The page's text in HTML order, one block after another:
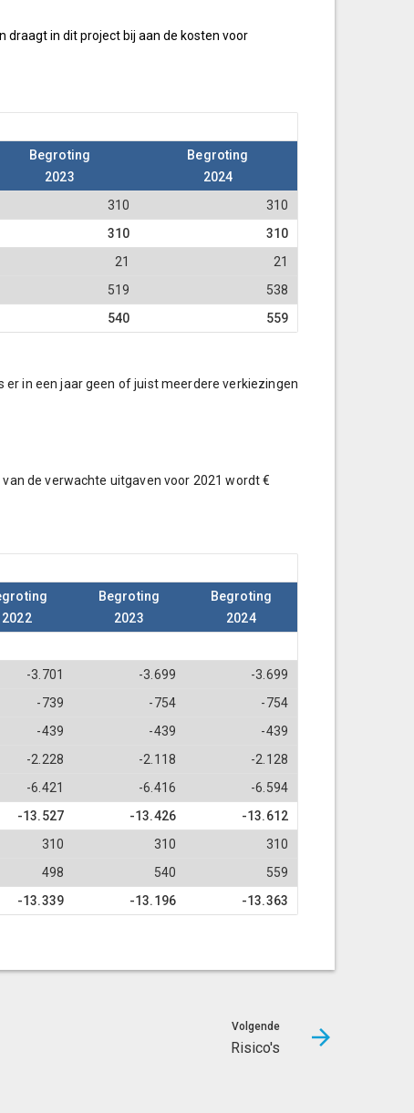
draagt in dit project bij aan de kosten voor
Begroting
2023
Begroting
2024
310
310
310
310
21
21
519
538
540 559
in een jaar geen of juist meerdere verkiezingen
de verwachte uitgaven voor 2021 wordt €
2022
Begroting
2023
Begroting
2024
-3.701 -3.699
-3.699
-739 -754
-754
-439 -439
-439
-2.228 -2.118
-2.128
-6.421 -6.416
-6.594
-13.527 -13.426
-13.612
310 310
310
498 540
559
-13.339 -13.196 -13.363
Volgende
Risico's